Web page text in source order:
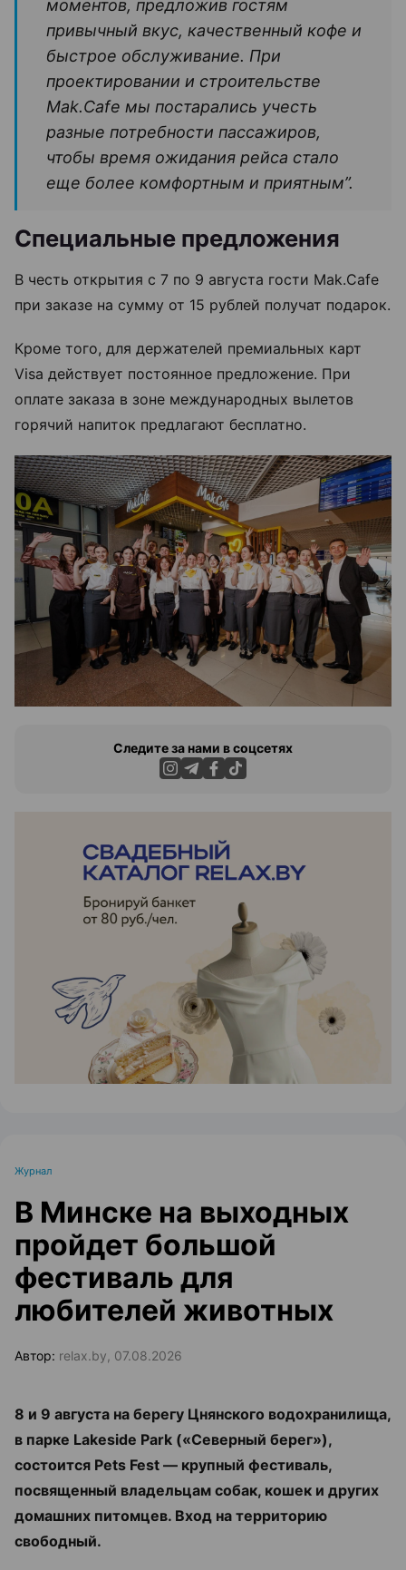
моментов, предложив гостям
привычный вкус, качественный кофе и
быстрое обслуживание. При
проектировании и строительстве
Mak.Cafe мы постарались учесть
разные потребности пассажиров,
чтобы время ожидания рейса стало
еще более комфортным и приятным”.
Специальные предложения
В честь открытия с 7 по 9 августа гости Mak.Cafe
при заказе на сумму от 15 рублей получат подарок.
Кроме того, для держателей премиальных карт
Visa действует постоянное предложение. При
оплате заказа в зоне международных вылетов
горячий напиток предлагают бесплатно.
Следите за нами в соцсетях
ЭФФЕКТИВНАЯ РЕКЛАМА НА САЙТЕ
Журнал
В Минске на выходных
пройдет большой
фестиваль для
любителей животных
Автор: relax.by, 07.08.2026
8 и 9 августа на берегу Цнянского водохранилища,
в парке Lakeside Park («Северный берег»),
состоится Pets Fest — крупный фестиваль,
посвященный владельцам собак, кошек и других
домашних питомцев. Вход на территорию
свободный.